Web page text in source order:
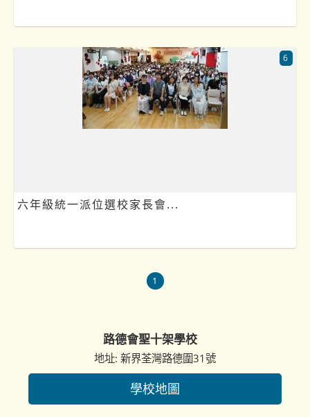
六年級統一派位選校家長會...
6
1
路德會聖十架學校
地址: 新界荃灣路德圍31號
學校地圖